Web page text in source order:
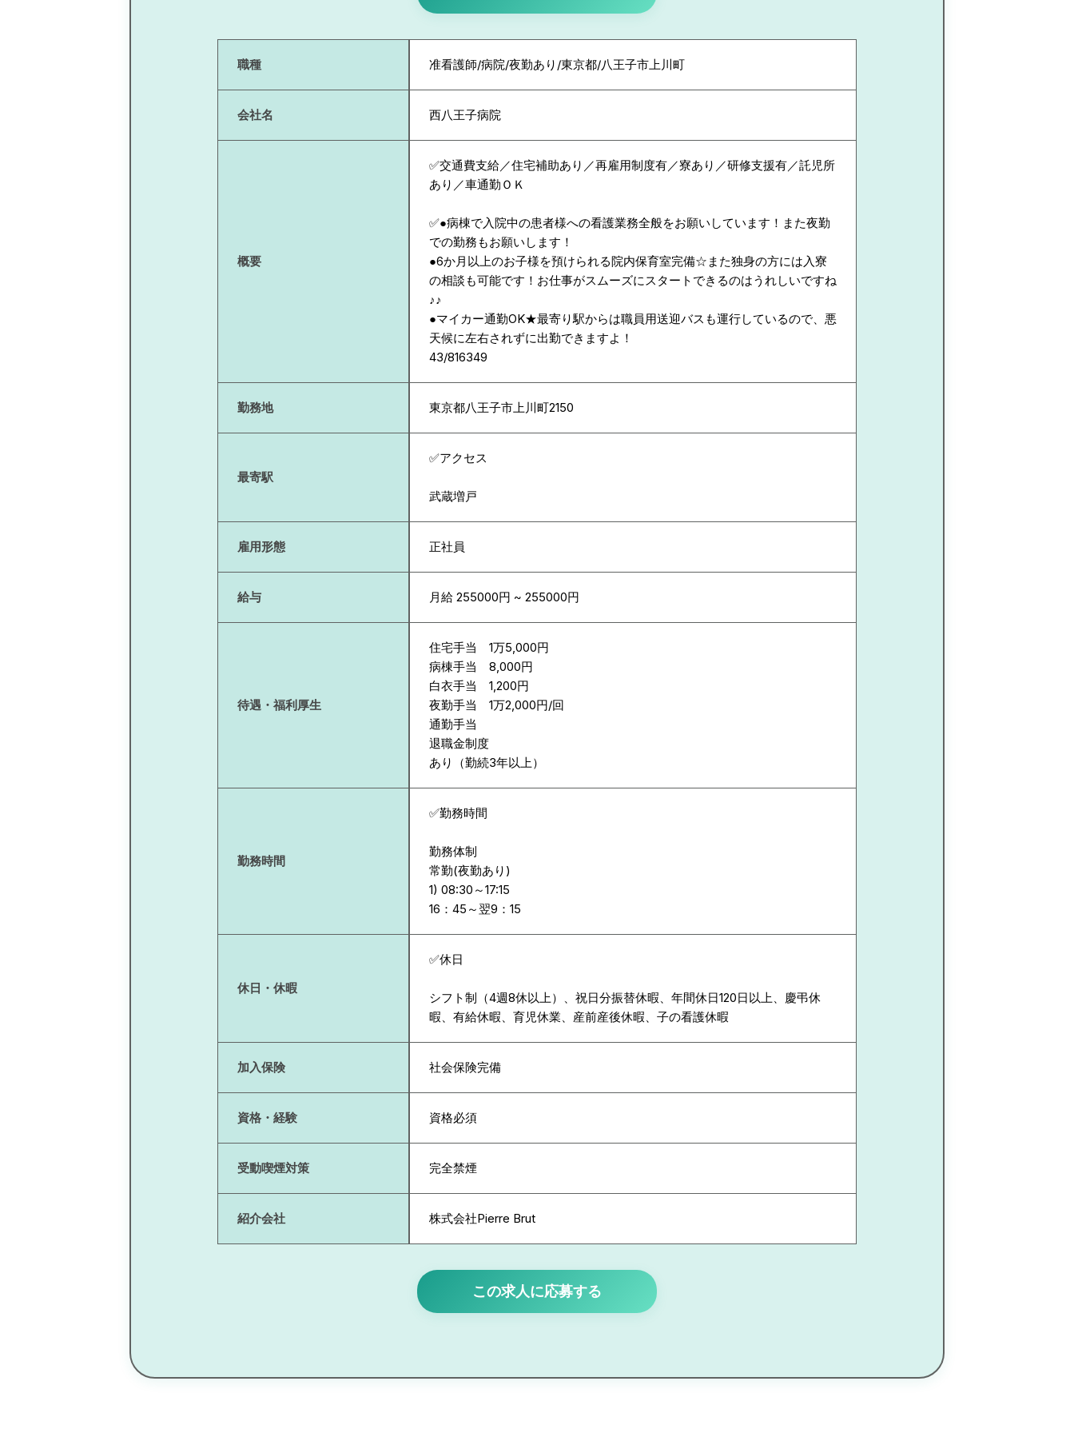
職種 准看護師/病院/夜勤あり/東京都/八王子市上川町
会社名 西八王子病院
概要
✅交通費支給／住宅補助あり／再雇用制度有／寮あり／研修支援有／託児所
あり／車通勤ＯＫ
✅●病棟で入院中の患者様への看護業務全般をお願いしています！また夜勤
での勤務もお願いします！
●6か月以上のお子様を預けられる院内保育室完備☆また独身の方には入寮
の相談も可能です！お仕事がスムーズにスタートできるのはうれしいですね
♪♪
●マイカー通勤OK★最寄り駅からは職員用送迎バスも運行しているので、悪
天候に左右されずに出勤できますよ！
43/816349
勤務地 東京都八王子市上川町2150
最寄駅
✅アクセス
武蔵増戸
雇用形態 正社員
給与 月給 255000円 ~ 255000円
待遇・福利厚生
住宅手当 1万5,000円
病棟手当 8,000円
白衣手当 1,200円
夜勤手当 1万2,000円/回
通勤手当
退職金制度
あり（勤続3年以上）
勤務時間
✅勤務時間
勤務体制
常勤(夜勤あり)
1) 08:30～17:15
休日・休暇
✅休日
シフト制（4週8休以上）、祝日分振替休暇、年間休日120日以上、慶弔休
暇、有給休暇、育児休業、産前産後休暇、子の看護休暇
加入保険 社会保険完備
資格・経験 資格必須
受動喫煙対策 完全禁煙
紹介会社 株式会社Pierre Brut
この求人に応募する